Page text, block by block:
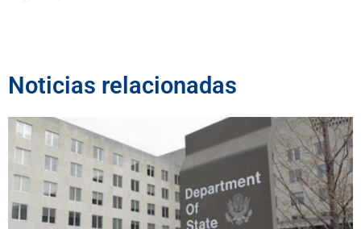
Noticias relacionadas